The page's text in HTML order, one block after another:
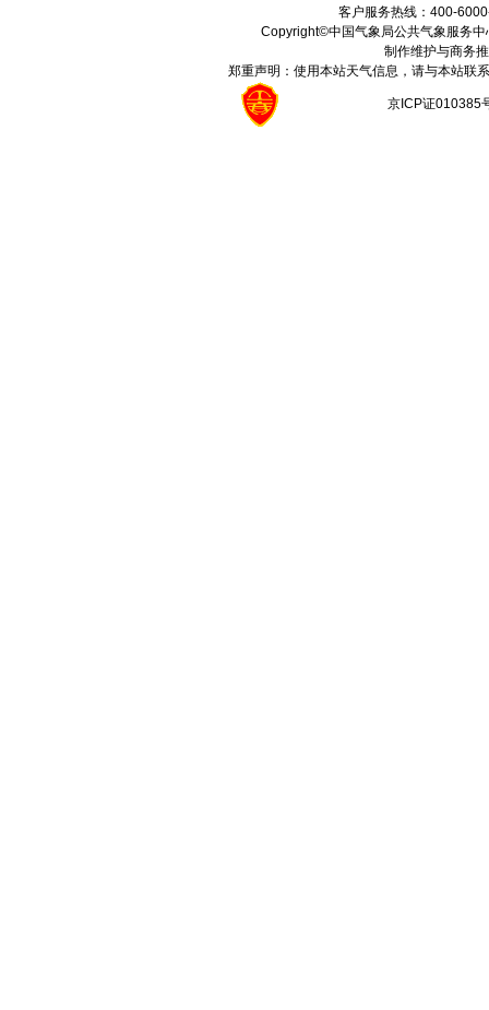
客户服务热线：400-
Copyright©中国气象局公共气象服务
制作维护与商务
郑重声明：使用本站天气信息，请与本站联
京ICP证010385